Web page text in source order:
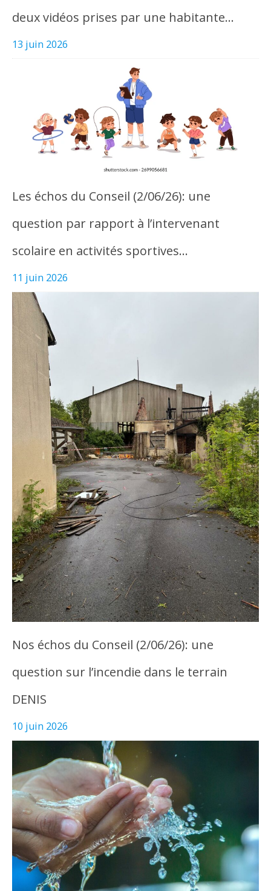
deux vidéos prises par une habitante…
13 juin 2026
Les échos du Conseil (2/06/26): une
question par rapport à l’intervenant
scolaire en activités sportives…
11 juin 2026
Nos échos du Conseil (2/06/26): une
question sur l’incendie dans le terrain
DENIS
10 juin 2026